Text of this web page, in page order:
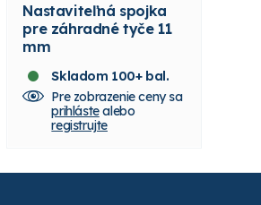
Nastaviteľná spojka
pre záhradné tyče 11
mm
Skladom 100+ bal.
Pre zobrazenie ceny sa
prihlástealebo
registrujte